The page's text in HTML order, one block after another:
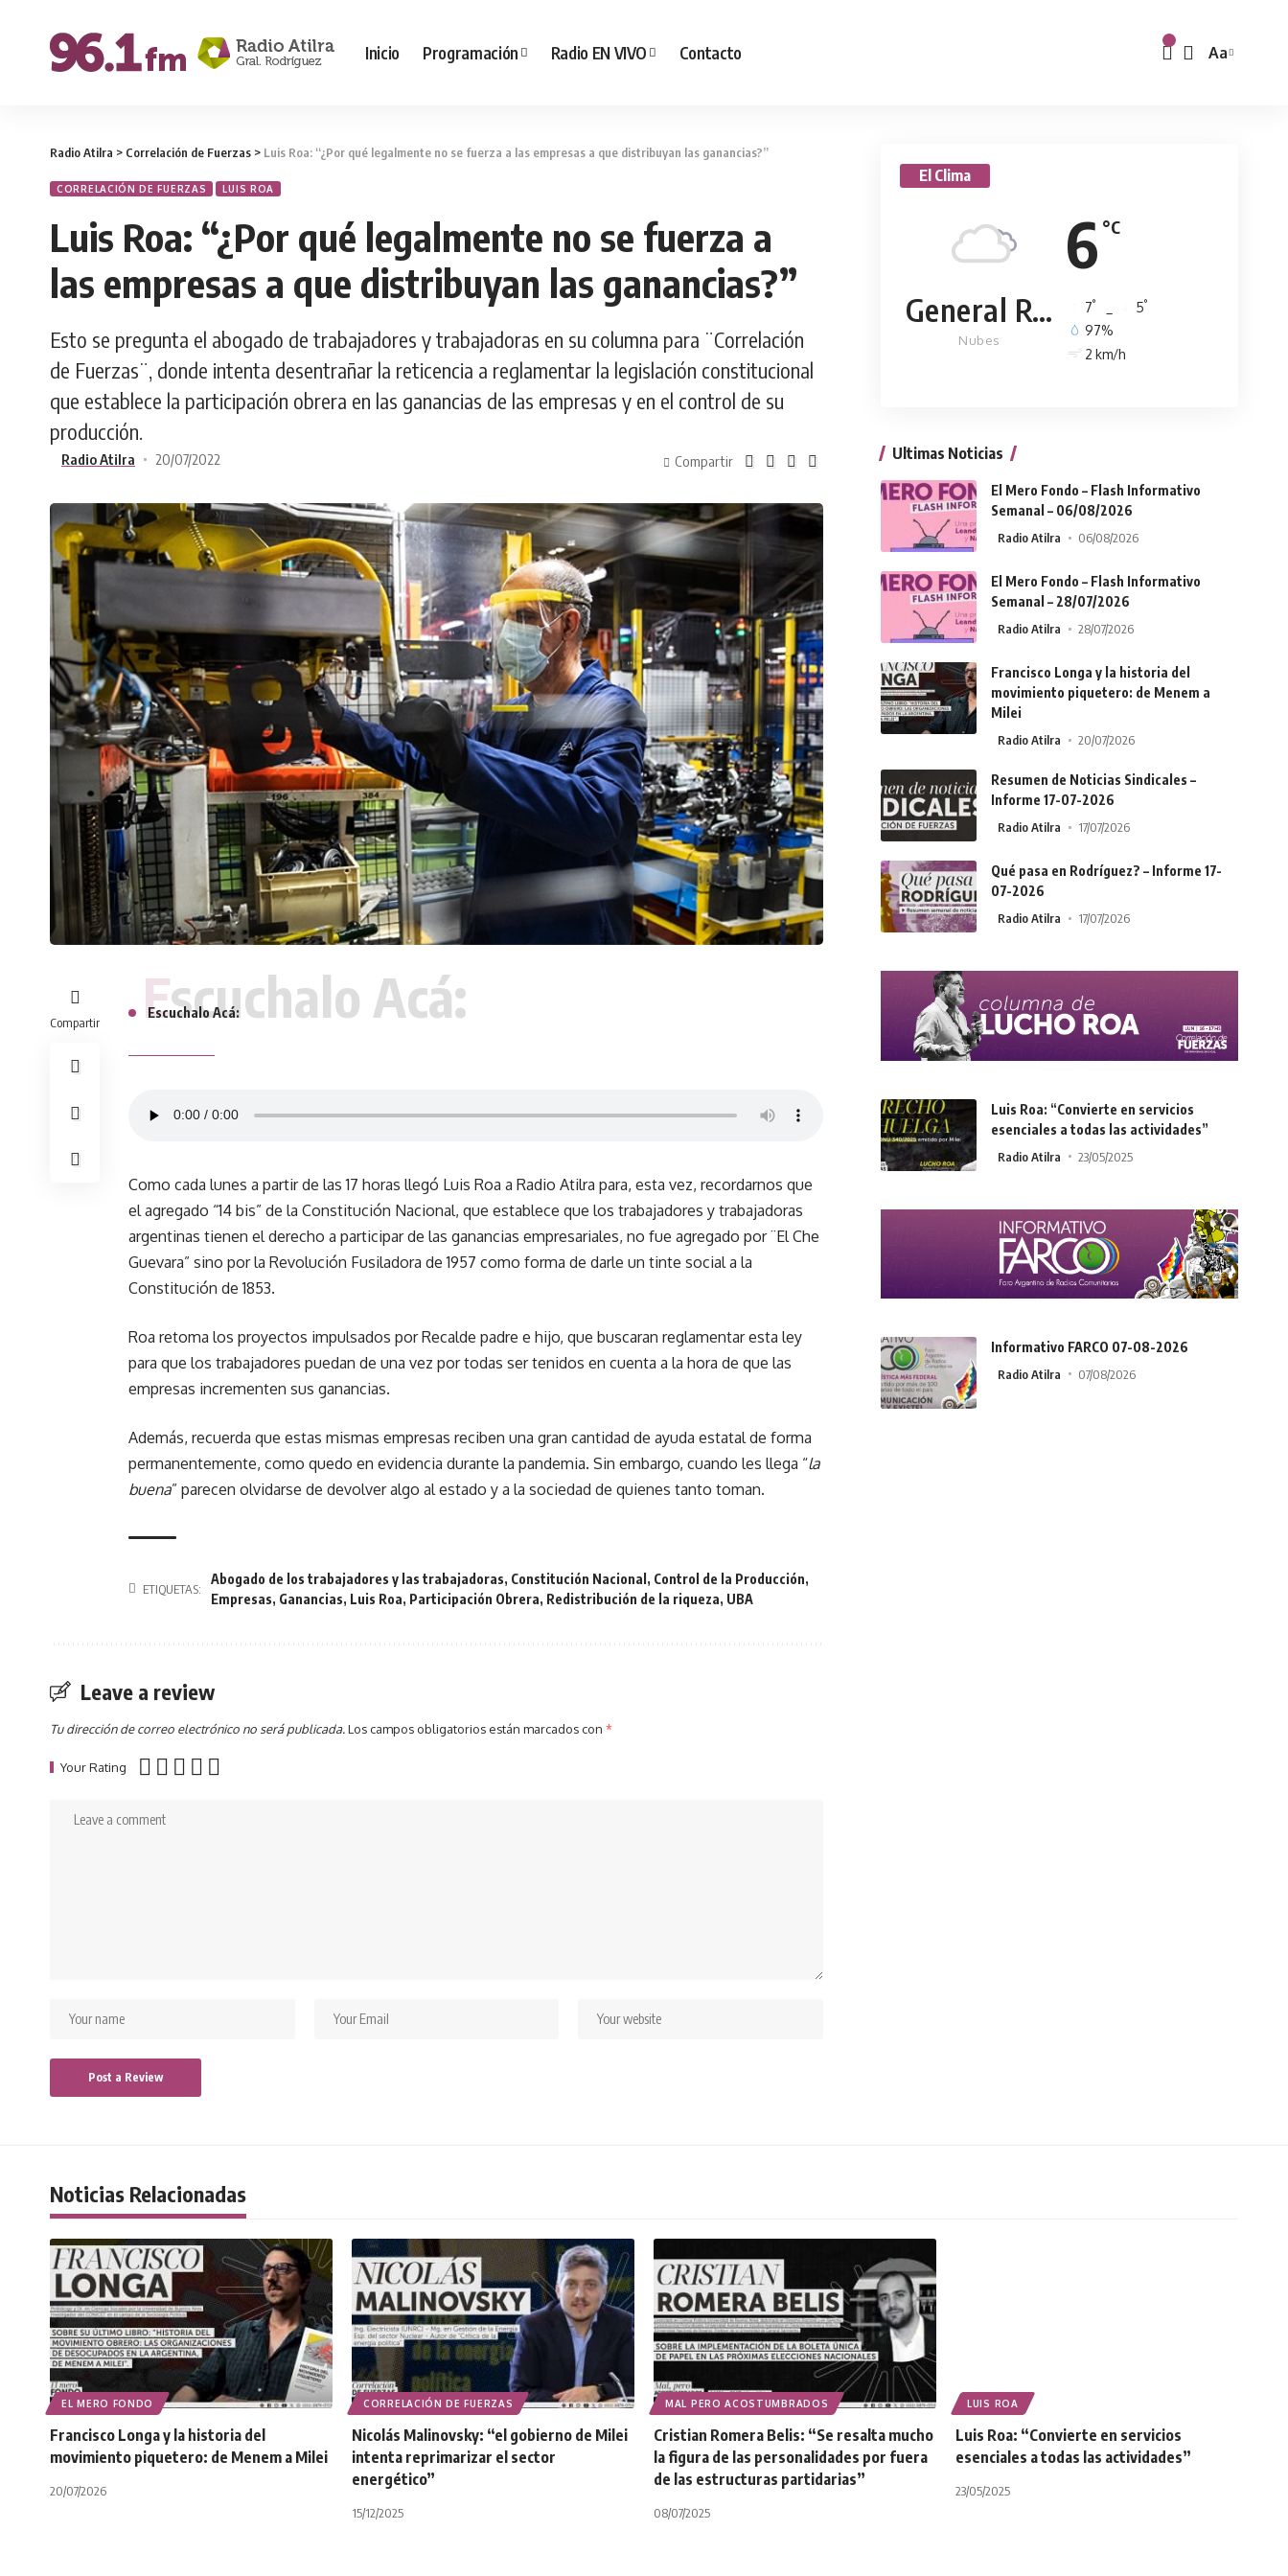
Inicio Programación Radio EN VIVO Contacto Aa
Radio Atilra > Correlación de Fuerzas > Luis Roa: “¿Por qué legalmente no se fuerza a las empresas a que distribuyan las ganancias?”
CORRELACIÓN DE FUERZAS LUIS ROA
Luis Roa: “¿Por qué legalmente no se fuerza a
las empresas a que distribuyan las ganancias?”
Esto se pregunta el abogado de trabajadores y trabajadoras en su columna para ¨Correlación
de Fuerzas¨, donde intenta desentrañar la reticencia a reglamentar la legislación constitucional
que establece la participación obrera en las ganancias de las empresas y en el control de su
producción.
Radio Atilra 20/07/2022 Compartir
Compartir Escuchalo Acá:
Escuchalo Acá:
Como cada lunes a partir de las 17 horas llegó Luis Roa a Radio Atilra para, esta vez, recordarnos que
el agregado “14 bis” de la Constitución Nacional, que establece que los trabajadores y trabajadoras
argentinas tienen el derecho a participar de las ganancias empresariales, no fue agregado por ¨El Che
Guevara” sino por la Revolución Fusiladora de 1957 como forma de darle un tinte social a la
Constitución de 1853.
Roa retoma los proyectos impulsados por Recalde padre e hijo, que buscaran reglamentar esta ley
para que los trabajadores puedan de una vez por todas ser tenidos en cuenta a la hora de que las
empresas incrementen sus ganancias.
Además, recuerda que estas mismas empresas reciben una gran cantidad de ayuda estatal de forma
permanentemente, como quedo en evidencia durante la pandemia. Sin embargo, cuando les llega “la
buena” parecen olvidarse de devolver algo al estado y a la sociedad de quienes tanto toman.
ETIQUETAS:
Abogado de los trabajadores y las trabajadoras, Constitución Nacional , Control de la Producción,
Empresas, Ganancias, Luis Roa, Participación Obrera, Redistribución de la riqueza, UBA
Leave a review
Tu dirección de correo electrónico no será publicada.Los campos obligatorios están marcados con *
Your Rating
El Clima
6 °C
General Rodríguez
Nubes
7° 5°
97%
2 km/h
Ultimas Noticias
El Mero Fondo – Flash Informativo
Semanal – 06/08/2026
Radio Atilra 06/08/2026
El Mero Fondo – Flash Informativo
Semanal – 28/07/2026
Radio Atilra 28/07/2026
Francisco Longa y la historia del
movimiento piquetero: de Menem a
Milei
Radio Atilra 20/07/2026
Resumen de Noticias Sindicales –
Informe 17-07-2026
Radio Atilra 17/07/2026
Qué pasa en Rodríguez? – Informe 17-
07-2026
Radio Atilra 17/07/2026
Luis Roa: “Convierte en servicios
esenciales a todas las actividades”
Radio Atilra 23/05/2025
Informativo FARCO 07-08-2026
Radio Atilra 07/08/2026
Noticias Relacionadas
EL MERO FONDO
Francisco Longa y la historia del
movimiento piquetero: de Menem a Milei
20/07/2026
CORRELACIÓN DE FUERZAS
Nicolás Malinovsky: “el gobierno de Milei
intenta reprimarizar el sector
energético”
15/12/2025
MAL PERO ACOSTUMBRADOS
Cristian Romera Belis: “Se resalta mucho
la figura de las personalidades por fuera
de las estructuras partidarias”
08/07/2025
LUIS ROA
Luis Roa: “Convierte en servicios
esenciales a todas las actividades”
23/05/2025